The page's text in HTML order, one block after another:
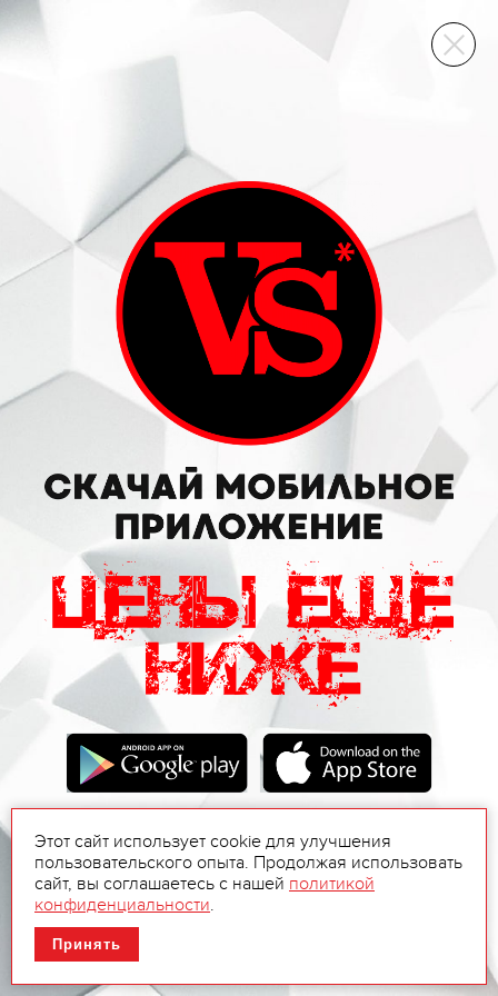
ВИННЫЙ СКЛАД
Этот сайт использует cookie для улучшения
пользовательского опыта. Продолжая использовать
сайт, вы соглашаетесь с нашей политикой
конфиденциальности.
Принять